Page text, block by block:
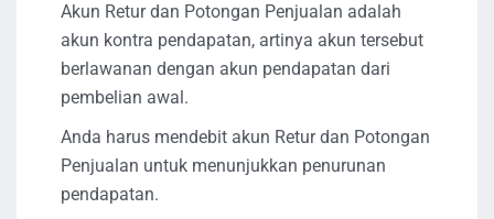
Akun Retur dan Potongan Penjualan adalah
akun kontra pendapatan, artinya akun tersebut
berlawanan dengan akun pendapatan dari
pembelian awal.
Anda harus mendebit akun Retur dan Potongan
Penjualan untuk menunjukkan penurunan
pendapatan.